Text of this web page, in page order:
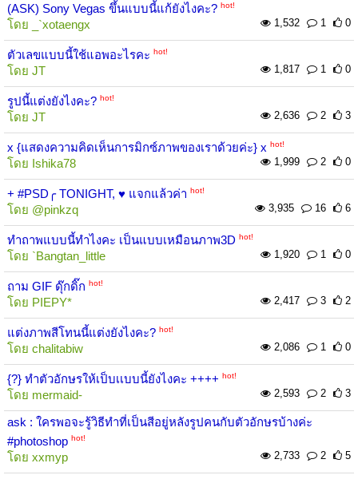
(ASK) Sony Vegas ขึ้นแบบนี้แก้ยังไงคะ? hot!
โดย _`xotaengx 1,532 1 0
ตัวเลขแบบนี้ใช้แอพอะไรคะ hot!
โดย JT 1,817 1 0
รูปนี้แต่งยังไงคะ? hot!
โดย JT 2,636 2 3
x {แสดงความคิดเห็นการมิกซ์ภาพของเราด้วยค่ะ} x hot!
โดย Ishika78 1,999 2 0
+ #PSD╭ TONIGHT, ♥ แจกแล้วค่า hot!
โดย @pinkzq 3,935 16 6
ทำถาพแบบนี้ทำไงคะ เป็นแบบเหมือนภาพ3D hot!
โดย `Bangtan_little 1,920 1 0
ถาม GIF ดุ๊กดิ๊ก hot!
โดย PIEPY* 2,417 3 2
แต่งภาพสีโทนนี้แต่งยังไงคะ? hot!
โดย chalitabiw 2,086 1 0
{?} ทำตัวอักษรให้เป็บเเบบนี้ยังไงคะ ++++ hot!
โดย mermaid- 2,593 2 3
ask : ใครพอจะรู้วิธีทำที่เป็นสีอยู่หลังรูปคนกับตัวอักษรบ้างค่ะ
#photoshop hot!
โดย xxmyp 2,733 2 5